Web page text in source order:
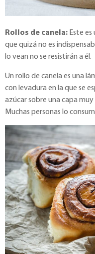
Rollos de canela: Este
que quizá no es
lo vean no se resistirán a él.
Un rollo de canela es una
con levadura en la que se
azúcar sobre una capa
Muchas personas lo